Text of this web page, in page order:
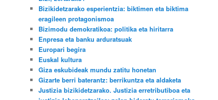
Bizikidetzarako esperientzia: biktimen eta biktima
eragileen protagonismoa
Bizimodu demokratikoa: politika eta hiritarra
Enpresa eta banku arduratsuak
Europari begira
Euskal kultura
Giza eskubideak mundu zatitu honetan
Gizarte berri baterantz: berrikuntza eta aldaketa
Justizia bizikidetzarako. Justizia erretributiboa eta